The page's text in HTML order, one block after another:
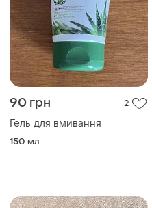
90 грн 2
Гель для вмивання
150 мл